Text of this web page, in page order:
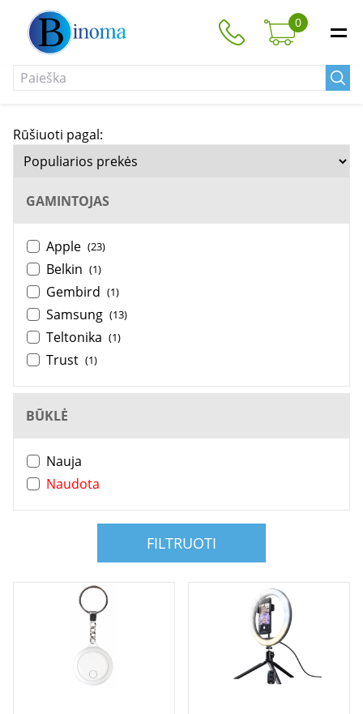
0
Rūšiuoti pagal:
GAMINTOJAS
Apple (23)
Belkin (1)
Gembird (1)
Samsung (13)
Teltonika (1)
Trust (1)
BŪKLĖ
Nauja
Naudota
FILTRUOTI